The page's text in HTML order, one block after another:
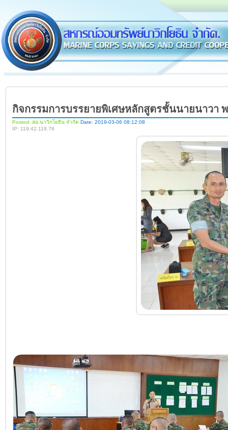
กิจกรรมการบรรยายพิเศษหลักสูตรชั้นนายนาวา
Posted: สอ.นาวิกโยธิน จำกัด Date: 2019-03-06 08:12:08
IP: 119.42.119.78